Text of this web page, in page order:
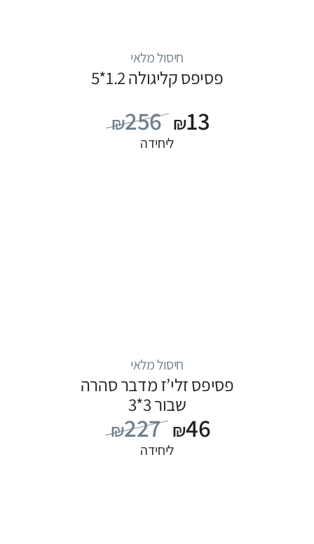
חיסול מלאי
פסיפס קליגולה 1.2*5
₪256 ₪13
ליחידה
חיסול מלאי
פסיפס זלי’ז מדבר סהרה
שבור 3*3
₪227 ₪46
ליחידה